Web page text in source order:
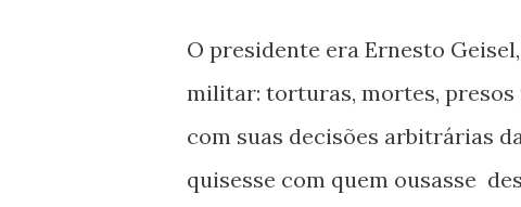
O presidente era Ernesto
militar: torturas, mortes, presos
com suas decisões arbitrárias
quisesse com quem ousasse